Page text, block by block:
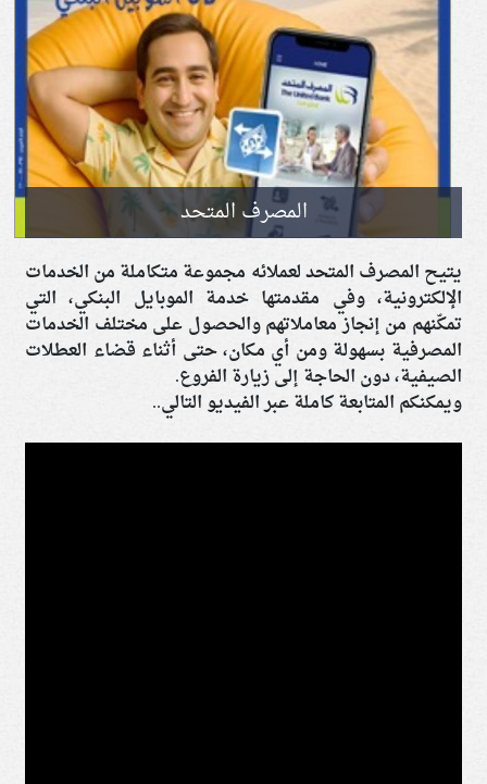
المصرف المتحد
يتيح المصرف المتحد لعملائه مجموعة متكاملة من الخدمات
الإلكترونية، وفي مقدمتها خدمة الموبايل البنكي، التي
تمكّنهم من إنجاز معاملاتهم والحصول على مختلف الخدمات
المصرفية بسهولة ومن أي مكان، حتى أثناء قضاء العطلات
الصيفية، دون الحاجة إلى زيارة الفروع.
ويمكنكم المتابعة كاملة عبر الفيديو التالي..